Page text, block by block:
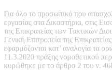
Για όλο το προσωπικό που
εργασίας στα Δικαστήρια, στις
της Επικρατείας των Τακτικών
Γενική Επιτροπεία της
εφαρμόζονται κατ’ αναλογία τα
11.3.2020 πράξης νομοθετικού
κυρώθηκε με το άρθρο 2 του ν.